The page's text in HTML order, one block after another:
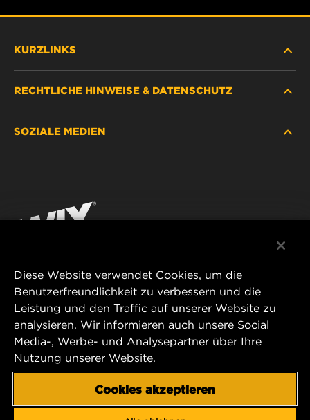
KURZLINKS
HÄNDLERSUCHE
KONTAKT
RECHTLICHE HINWEISE & DATENSCHUTZ
IMPRESSUM
SOZIALE MEDIEN
YouTube
MANN+HUMMEL FT Poland
ul. Wrocławska 145,
63-800 GOSTYŃ, POLAND
Tel. +48 65 572 89 00
E-mail:info@mann-hummel.com
MANN+HUMMEL GROUP
Diese Website verwendet Cookies, um die
Benutzerfreundlichkeit zu verbessern und die
Leistung und den Traffic auf unserer Website zu
analysieren. Wir informieren auch unsere Social
Media-, Werbe- und Analysepartner über Ihre
Nutzung unserer Website.
Cookies akzeptieren